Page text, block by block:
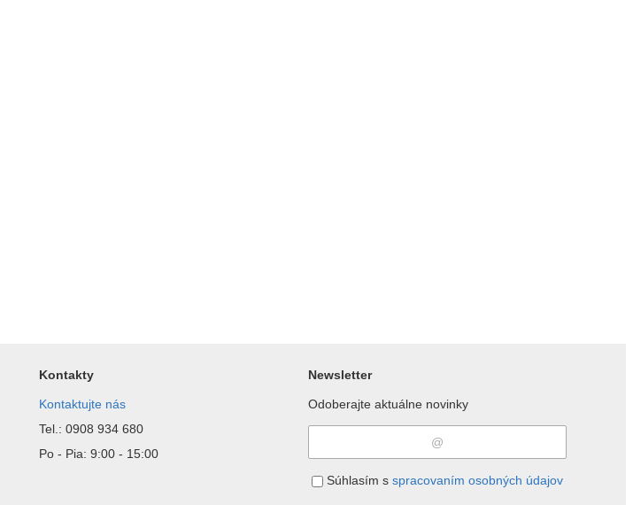
Kontakty
Kontaktujte nás
Tel.: 0908 934 680
Po - Pia: 9:00 - 15:00
Newsletter
Odoberajte aktuálne novinky
Súhlasím s spracovaním osobných údajov